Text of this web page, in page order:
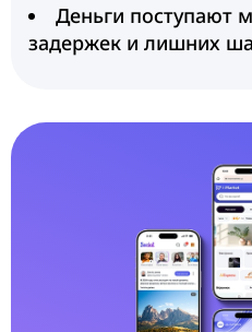
Деньги поступают
задержек и лишних